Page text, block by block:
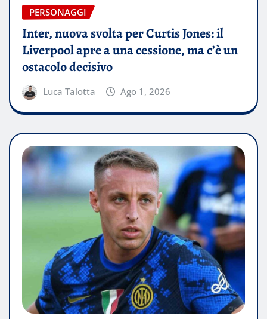
PERSONAGGI
Inter, nuova svolta per Curtis Jones: il
Liverpool apre a una cessione, ma c’è un
ostacolo decisivo
Luca Talotta Ago 1, 2026